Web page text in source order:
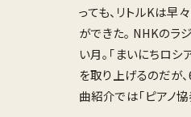
っても、リトルKは早
ができた。 NHKの
い月。「まいにちロ
を取り上げるのだが
曲紹介では「ピアノ